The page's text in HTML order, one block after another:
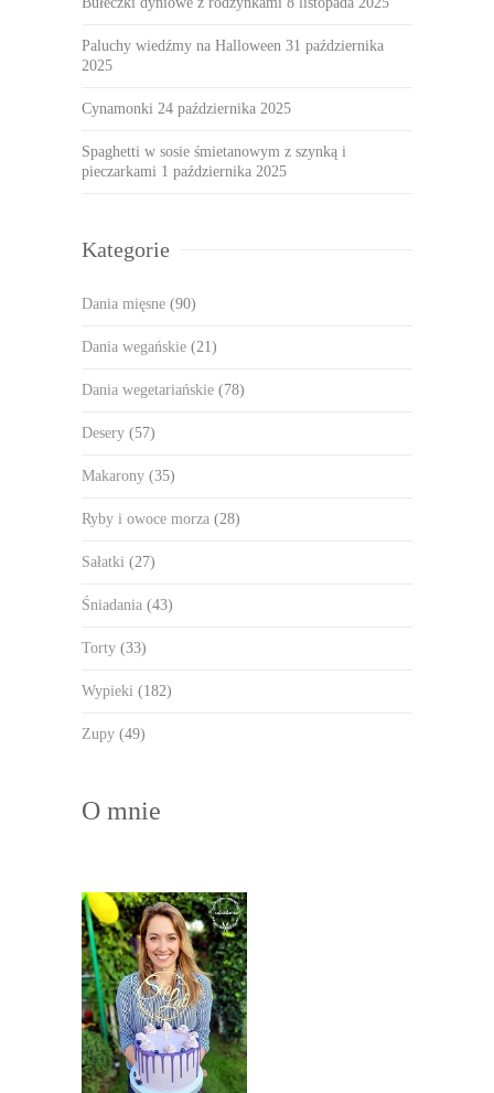
Paluchy wiedźmy na Halloween 31 października
2025
Cynamonki 24 października 2025
Spaghetti w sosie śmietanowym z szynką i
pieczarkami 1 października 2025
Kategorie
Dania mięsne (90)
Dania wegańskie (21)
Dania wegetariańskie (78)
Desery (57)
Makarony (35)
Ryby i owoce morza (28)
Sałatki (27)
Śniadania (43)
Torty (33)
Wypieki (182)
Zupy (49)
O mnie